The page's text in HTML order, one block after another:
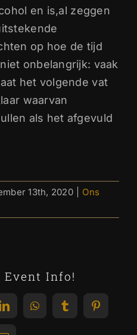
en is,al zeggen
op hoe de tijd
onbelangrijk: vaak
het volgende vat
waarvan
als het afgevuld
13th, 2020
Ons
Event Info!
LinkedInWhatsAppTumblrPinterest